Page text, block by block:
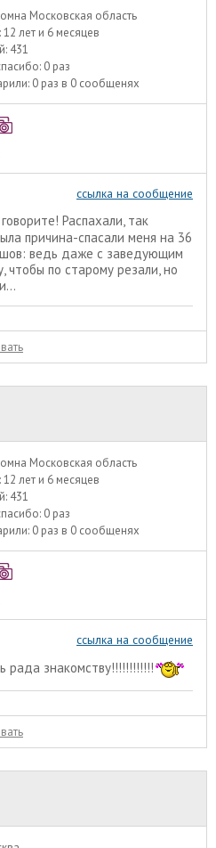
Московская область
12 лет и 6 месяцев
431
0 раз
0 раз в 0 сообщенях
ссылка на сообщение
Распахали, так
причина-спасали меня на 36
ведь даже с заведующим
чтобы по старому резали, но
Московская область
12 лет и 6 месяцев
431
0 раз
0 раз в 0 сообщенях
ссылка на сообщение
рада знакомству!!!!!!!!!!!!